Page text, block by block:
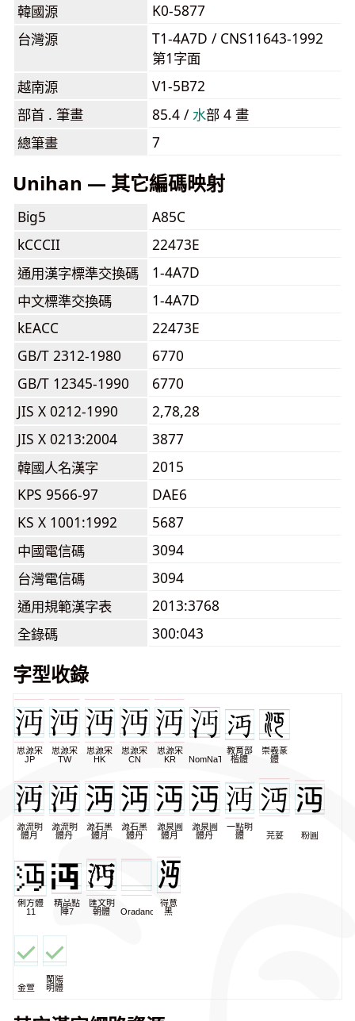
韓國源
K0-5877
台灣源
T1-4A7D / CNS11643-1992
第1字面
越南源
V1-5B72
部首 . 筆畫
85.4 /⽔部 4 畫
總筆畫
7
Unihan — 其它編碼映射
Big5
A85C
kCCCII
22473E
通用漢字標準交換碼
1-4A7D
中文標準交換碼
1-4A7D
kEACC
22473E
GB/T 2312-1980
6770
GB/T 12345-1990
6770
JIS X 0212-1990
2,78,28
JIS X 0213:2004
3877
韓國人名漢字
2015
KPS 9566-97
DAE6
KS X 1001:1992
5687
中國電信碼
3094
台灣電信碼
3094
通用規範漢字表
2013:3768
全錄碼
300:043
字型收錄
思源宋
JP
思源宋
TW
思源宋
HK
思源宋
CN
思源宋
KR
NomNaTong
教育部
楷體
崇羲篆
體
源流明
體月
源流明
體丹
源石黑
體月
源石黑
體丹
源泉圓
體月
源泉圓
體丹
一點明
體
芫荽 粉圓
俐方體
11
精品點
陣7
匯文明
朝體
Oradano
得意
黑
金萱
蘭陽
明體